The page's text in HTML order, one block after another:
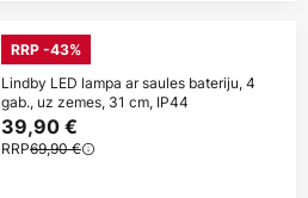
RRP -43%
Lindby LED lampa ar saules bateriju, 4
gab., uz zemes, 31 cm, IP44
39,90 €
RRP69,90 €